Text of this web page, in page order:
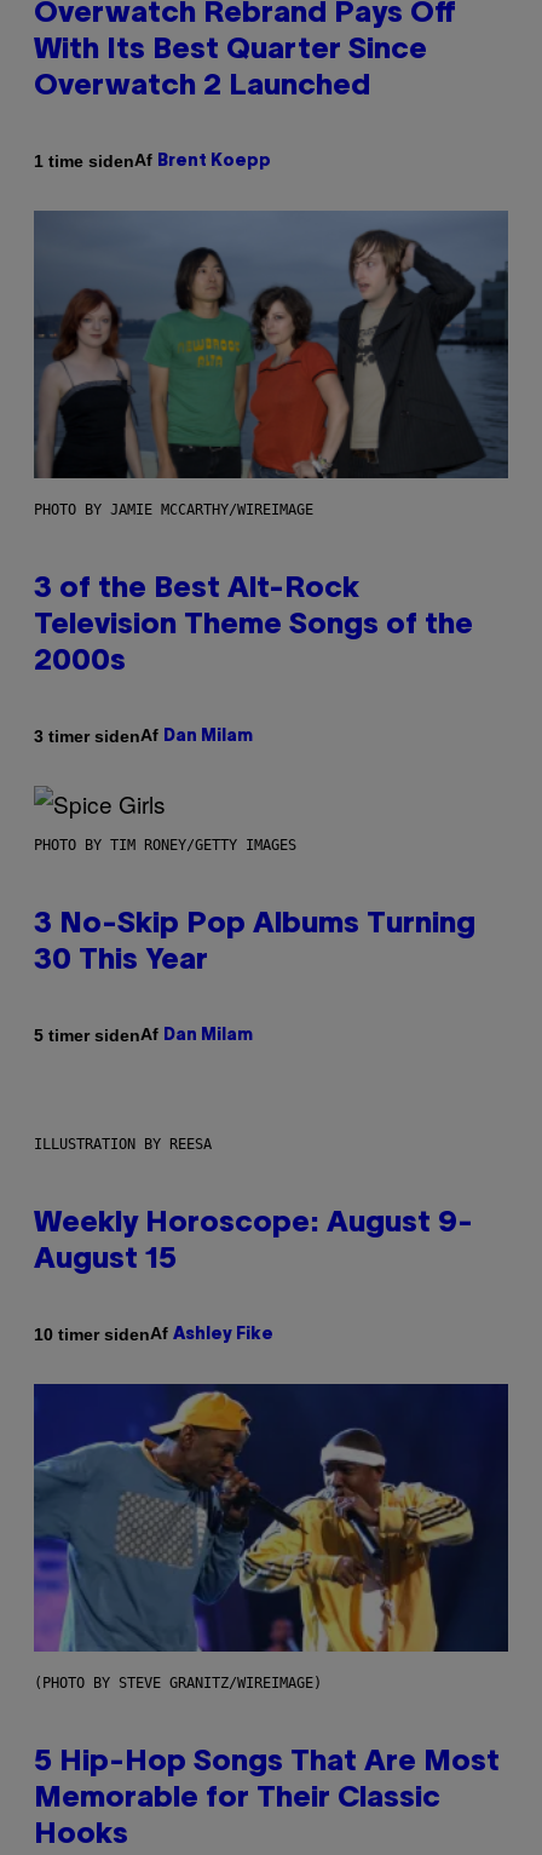
Overwatch Rebrand Pays Off
With Its Best Quarter Since
Overwatch 2 Launched
1 time sidenAf Brent Koepp
PHOTO BY JAMIE MCCARTHY/WIREIMAGE
3 of the Best Alt-Rock
Television Theme Songs of the
2000s
3 timer sidenAf Dan Milam
PHOTO BY TIM RONEY/GETTY IMAGES
3 No-Skip Pop Albums Turning
30 This Year
5 timer sidenAf Dan Milam
ILLUSTRATION BY REESA
Weekly Horoscope: August 9-
August 15
10 timer sidenAf Ashley Fike
(PHOTO BY STEVE GRANITZ/WIREIMAGE)
5 Hip-Hop Songs That Are Most
Memorable for Their Classic
Hooks